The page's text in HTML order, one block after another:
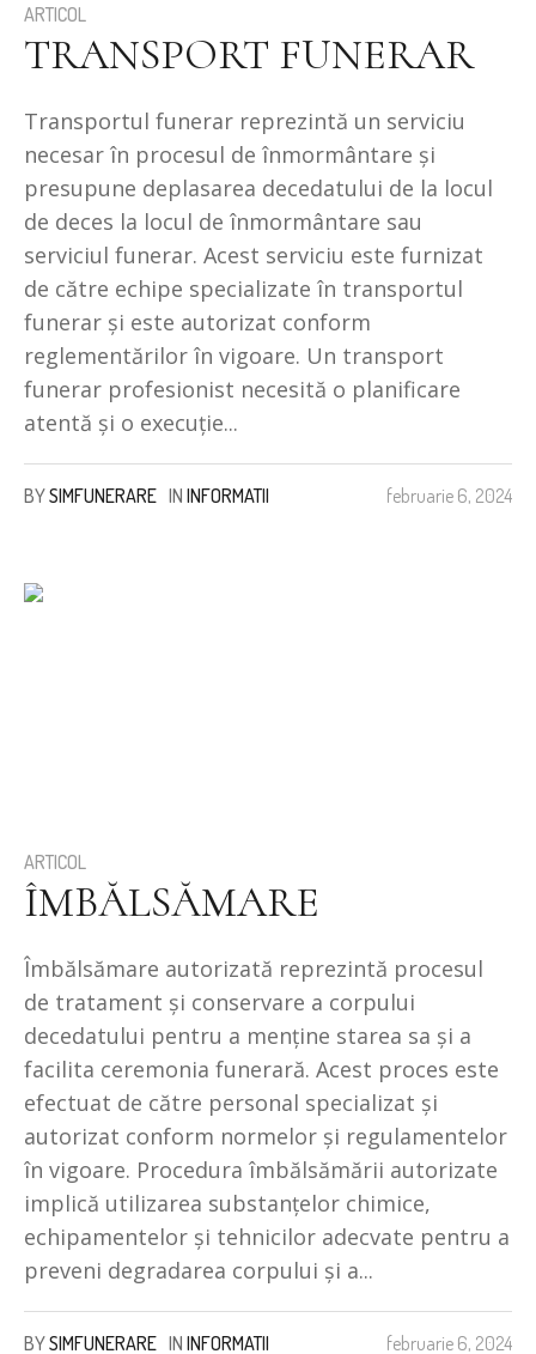
ARTICOL
TRANSPORT FUNERAR
Transportul funerar reprezintă un serviciu
necesar în procesul de înmormântare și
presupune deplasarea decedatului de la locul
de deces la locul de înmormântare sau
serviciul funerar. Acest serviciu este furnizat
de către echipe specializate în transportul
funerar și este autorizat conform
reglementărilor în vigoare. Un transport
funerar profesionist necesită o planificare
atentă și o execuție...
februarie 6, 2024
BYSIMFUNERARE IN INFORMATII
ARTICOL
ÎMBĂLSĂMARE
Îmbălsămare autorizată reprezintă procesul
de tratament și conservare a corpului
decedatului pentru a menține starea sa și a
facilita ceremonia funerară. Acest proces este
efectuat de către personal specializat și
autorizat conform normelor și regulamentelor
în vigoare. Procedura îmbălsămării autorizate
implică utilizarea substanțelor chimice,
echipamentelor și tehnicilor adecvate pentru a
preveni degradarea corpului și a...
februarie 6, 2024
BYSIMFUNERARE IN INFORMATII